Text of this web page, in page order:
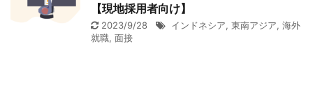
【現地採用者向け】
2023/9/28 インドネシア, 東南アジア, 海外
就職, 面接